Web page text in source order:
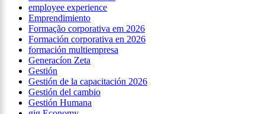
employee experience
Emprendimiento
Formação corporativa em 2026
Formación corporativa en 2026
formación multiempresa
Generacíon Zeta
Gestión
Gestión de la capacitación 2026
Gestión del cambio
Gestión Humana